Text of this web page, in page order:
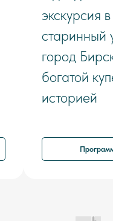
экскурсия в
старинный
город
богатой
историей